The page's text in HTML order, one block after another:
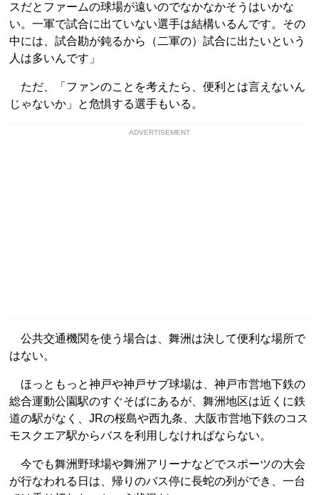
スだとファームの球場が遠いのでなかなかそうはいかな
い。一軍で試合に出ていない選手は結構いるんです。その
中には、試合勘が鈍るから（二軍の）試合に出たいという
人は多いんです」
ただ、「ファンのことを考えたら、便利とは言えないん
じゃないか」と危惧する選手もいる。
ADVERTISEMENT
公共交通機関を使う場合は、舞洲は決して便利な場所で
はない。
ほっともっと神戸や神戸サブ球場は、神戸市営地下鉄の
総合運動公園駅のすぐそばにあるが、舞洲地区は近くに鉄
道の駅がなく、JRの桜島や西九条、大阪市営地下鉄のコス
モスクエア駅からバスを利用しなければならない。
今でも舞洲野球場や舞洲アリーナなどでスポーツの大会
が行なわれる日は、帰りのバス停に長蛇の列ができ、一台